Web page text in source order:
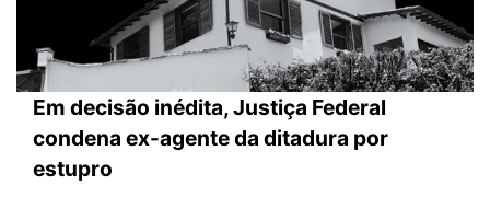
Em decisão inédita, Justiça Federal
condena ex-agente da ditadura por
estupro